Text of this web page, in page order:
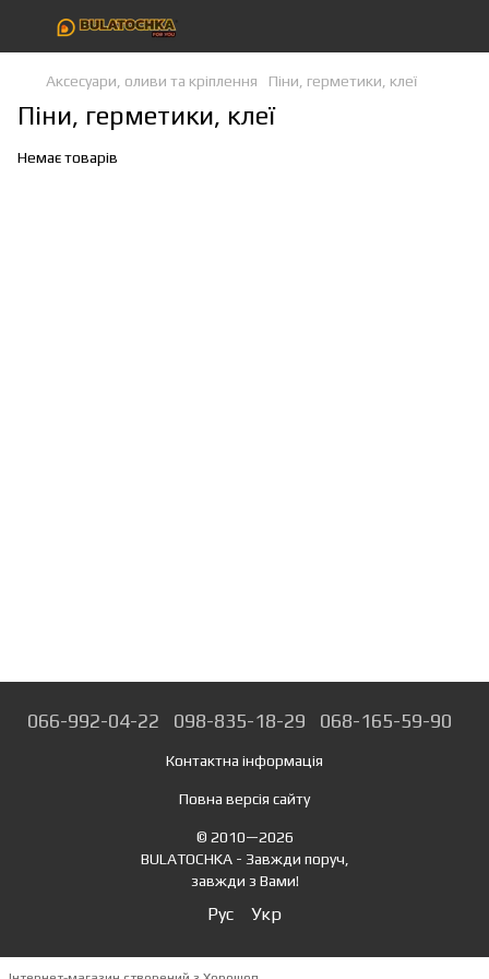
Аксесуари, оливи та кріплення Піни, герметики, клеї
Піни, герметики, клеї
Немає товарів
066-992-04-22 098-835-18-29 068-165-59-90
Контактна інформація
Повна версія сайту
© 2010—2026
BULATOCHKA - Завжди поруч,
завжди з Вами!
Рус Укр